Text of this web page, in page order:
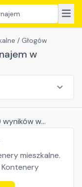
/ Głogów
w
wynikóww
mieszkalne.
Kontenery